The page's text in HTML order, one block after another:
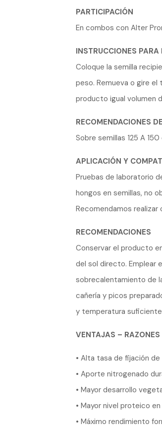
PARTICIPACIÓN
En combos con Alter
INSTRUCCIONES PARA
Coloque la semilla
peso. Remueva o gire el
producto igual volumen
RECOMENDACIONES
Sobre semillas 125 A
APLICACIÓN Y
Pruebas de laboratorio
hongos en semillas, no
Recomendamos
RECOMENDACIONES
Conservar el producto
del sol directo. Emplear
sobrecalentamiento de
cañería y picos
y temperatura suficiente
VENTAJAS – RAZONES
• Alta tasa de fijación
• Aporte nitrogenado
• Mayor desarrollo
• Mayor nivel proteico
• Máximo rendimiento